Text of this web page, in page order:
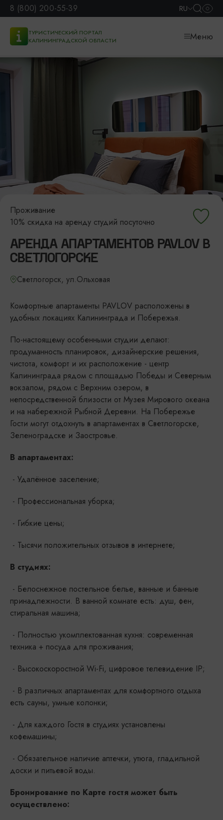
8 (800) 200-55-39 RU
ТУРИСТИЧЕСКИЙ ПОРТАЛ
КАЛИНИНГРАДСКОЙ ОБЛАСТИ
Меню
Проживание
10% скидка на аренду студий посуточно
АРЕНДА АПАРТАМЕНТОВ PAVLOV В
СВЕТЛОГОРСКЕ
Светлогорск, ул.Ольховая
Комфортные апартаменты PAVLOV расположены в
удобных локациях Калининграда и Побережья.
По-настоящему особенными студии делают:
продуманность планировок, дизайнерские решения,
чистота, комфорт и их расположение - центр
Калининграда рядом с площадью Победы и Северным
вокзалом, рядом с Верхним озером, в
непосредственной близости от Музея Мирового океана
и на набережной Рыбной Деревни. На Побережье
Гости могут отдохнуть в апартаментах в Светлогорске,
Зеленоградске и Заостровье.
В апартаментах:
- Удалённое заселение;
- Профессиональная уборка;
- Гибкие цены;
- Тысячи положительных отзывов в интернете;
В студиях:
- Белоснежное постельное белье, ванные и банные
принадлежности. В ванной комнате есть: душ, фен,
стиральная машина;
- Полностью укомплектованная кухня: современная
техника + посуда для проживания;
- Высокоскоростной Wi-Fi, цифровое телевидение IP;
- В различных апартаментах для комфортного отдыха
есть сауны, умные колонки;
- Для каждого Гостя в студиях установлены
кофемашины;
- Обязательное наличие аптечки, утюга, гладильной
доски и питьевой воды.
Бронирование по Карте гостя может быть
осуществлено: